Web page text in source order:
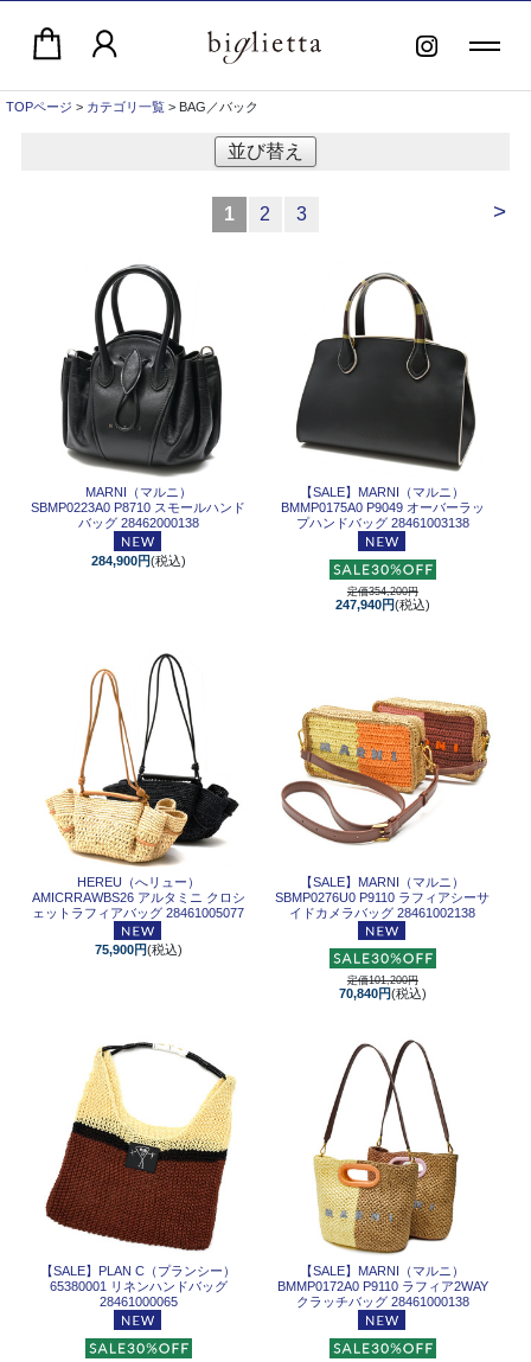
TOPページ > カテゴリ一覧 > BAG／バック
並び替え
>
1 2 3
MARNI（マルニ）
SBMP0223A0 P8710 スモールハンド
バッグ 28462000138
284,900円(税込)
【SALE】 MARNI（マルニ）
BMMP0175A0 P9049 オーバーラッ
プハンドバッグ 28461003138
定価354,200円
247,940円(税込)
HEREU（へリュー）
AMICRRAWBS26 アルタミニ クロシ
ェットラフィアバッグ 28461005077
75,900円(税込)
【SALE】 MARNI（マルニ）
SBMP0276U0 P9110 ラフィアシーサ
イドカメラバッグ 28461002138
定価101,200円
70,840円(税込)
【SALE】
PLAN C（プランシー）
65380001 リネンハンドバッグ
28461000065
【SALE】 MARNI（マルニ）
BMMP0172A0 P9110 ラフィア2WAY
クラッチバッグ 28461000138